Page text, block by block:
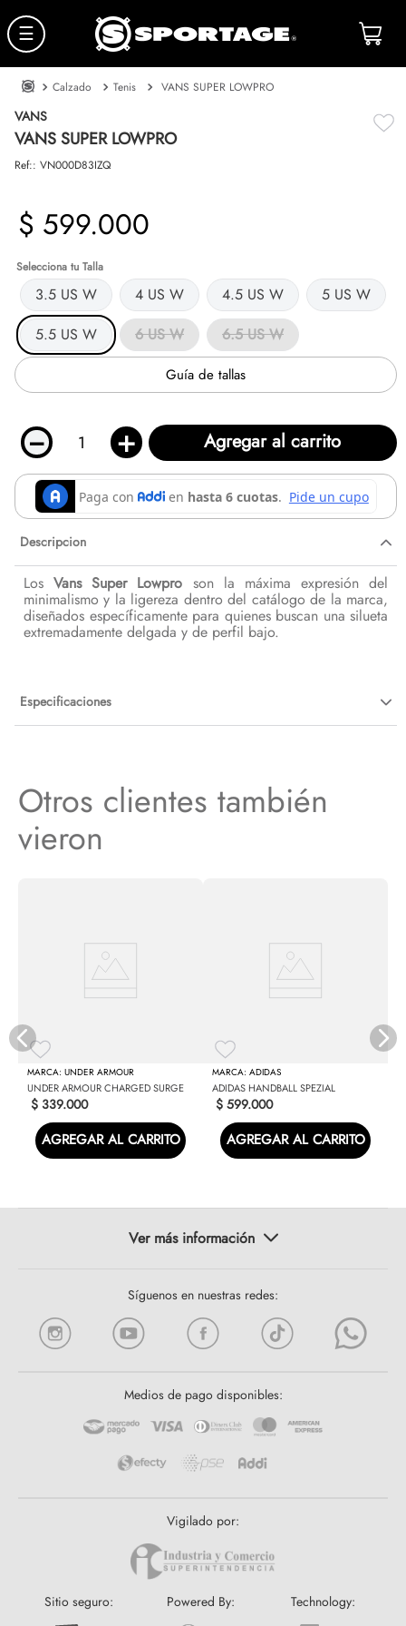
☰
Calzado Tenis VANS SUPER LOWPRO
VANS
VANS SUPER LOWPRO
Ref:: VN000D83IZQ
$ 599.000
Talla
3.5 US W 4 US W 4.5 US W
5 US W
5.5 US W
6 US W 6.5 US W
Guía de tallas
＋
－ Agregar al carrito
Descripcion
LosVans Super Lowpro son la máxima expresión del
minimalismo y la ligereza dentro del catálogo de la marca,
diseñados específicamente para quienes buscan una silueta
extremadamente delgada y de perfil bajo.
Especificaciones
Otros clientes también
vieron
UNDER ARMOUR
UNDER ARMOUR CHARGED SURGE
$ 339.000
AGREGAR AL CARRITO
ADIDAS
ADIDAS HANDBALL SPEZIAL
$ 599.000
AGREGAR AL CARRITO
Síguenos en nuestras redes:
Medios de pago disponibles:
Vigilado por:
Sitio seguro: Powered By: Technology: